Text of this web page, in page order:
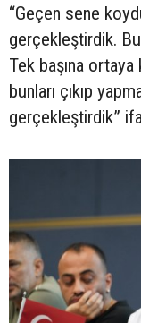
“Geçen sene
gerçekleştirdik.
Tek başına
bunları çıkıp
gerçekleştirdik”